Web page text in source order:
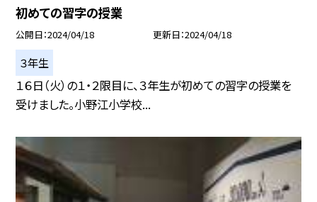
初めての習字の授業
公開日 2024/04/18 更新日 2024/04/18
３年生
１６日（火）の１・２限目に、３年生が初めての習字の授業を
受けました。小野江小学校...